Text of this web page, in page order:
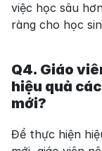
việc học sâu
ràng cho học
Q4. Giáo
hiệu quả
mới?
Để thực hiện